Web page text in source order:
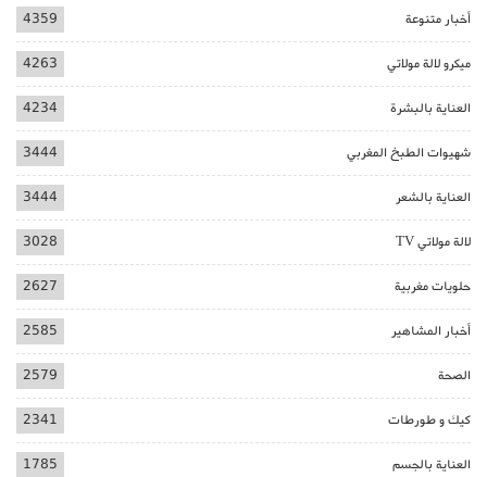
أخبار متنوعة 4359
ميكرو لالة مولاتي 4263
العناية بالبشرة 4234
شهيوات الطبخ المغربي 3444
العناية بالشعر 3444
لالة مولاتي TV 3028
حلويات مغربية 2627
أخبار المشاهير 2585
الصحة 2579
كيك و طورطات 2341
العناية بالجسم 1785